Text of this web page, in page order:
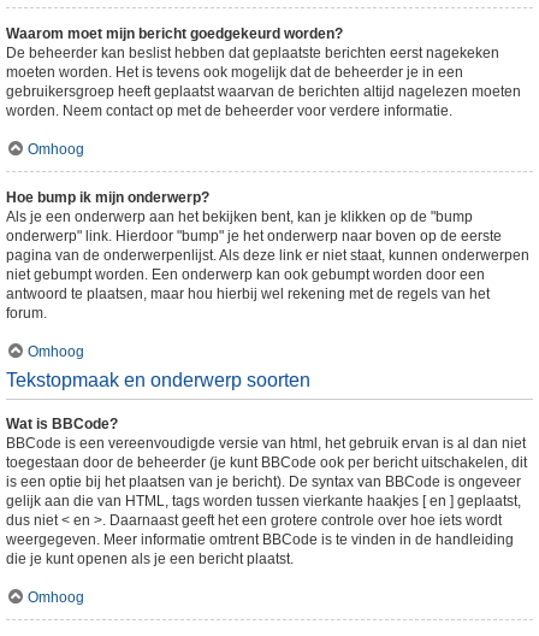
Waarom moet mijn bericht goedgekeurd worden?
De beheerder kan beslist hebben dat geplaatste berichten eerst nagekeken
moeten worden. Het is tevens ook mogelijk dat de beheerder je in een
gebruikersgroep heeft geplaatst waarvan de berichten altijd nagelezen moeten
worden. Neem contact op met de beheerder voor verdere informatie.
Omhoog
Hoe bump ik mijn onderwerp?
Als je een onderwerp aan het bekijken bent, kan je klikken op de "bump
onderwerp" link. Hierdoor "bump" je het onderwerp naar boven op de eerste
pagina van de onderwerpenlijst. Als deze link er niet staat, kunnen onderwerpen
niet gebumpt worden. Een onderwerp kan ook gebumpt worden door een
antwoord te plaatsen, maar hou hierbij wel rekening met de regels van het
forum.
Omhoog
Tekstopmaak en onderwerp soorten
Wat is BBCode?
BBCode is een vereenvoudigde versie van html, het gebruik ervan is al dan niet
toegestaan door de beheerder (je kunt BBCode ook per bericht uitschakelen, dit
is een optie bij het plaatsen van je bericht). De syntax van BBCode is ongeveer
gelijk aan die van HTML, tags worden tussen vierkante haakjes [ en ] geplaatst,
dus niet < en >. Daarnaast geeft het een grotere controle over hoe iets wordt
weergegeven. Meer informatie omtrent BBCode is te vinden in de handleiding
die je kunt openen als je een bericht plaatst.
Omhoog